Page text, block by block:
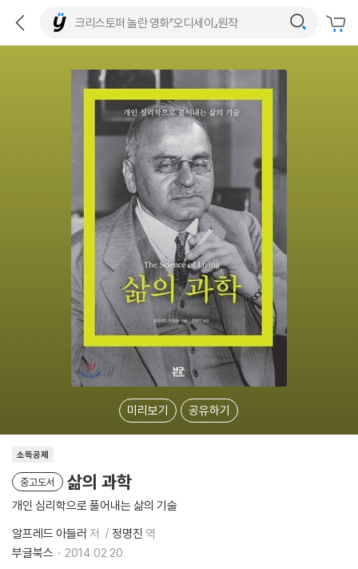
미리보기 공유하기
소득공제
중고도서 삶의 과학
개인 심리학으로 풀어내는 삶의 기술
알프레드 아들러 저 정명진 역
부글북스
2014.02.20.